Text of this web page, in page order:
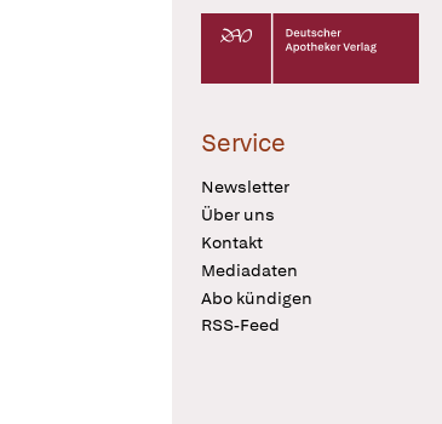
Deutscher Apotheker
Service
Newsletter
Über uns
Kontakt
Mediadaten
Abo kündigen
RSS-Feed